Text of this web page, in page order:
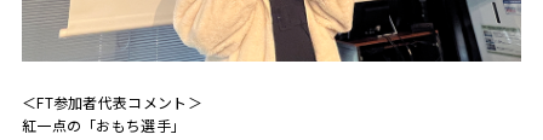
＜FT参加者代表コメント＞
紅一点の「おもち選手」